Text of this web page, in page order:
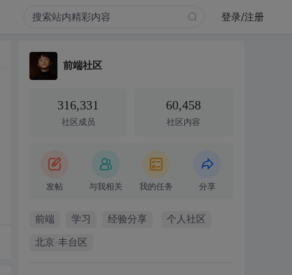
登录/注册
前端社区
316,331
社区成员
60,458
社区内容
发帖 与我相关 我的任务 分享
前端 学习 经验分享 个人社区
北京·丰台区